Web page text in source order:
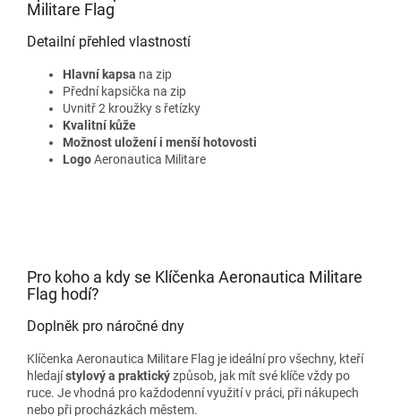
Militare Flag
Detailní přehled vlastností
Hlavní kapsa na zip
Přední kapsička na zip
Uvnitř 2 kroužky s řetízky
Kvalitní kůže
Možnost uložení i menší hotovosti
LogoAeronautica Militare
Pro koho a kdy se Klíčenka Aeronautica Militare
Flag hodí?
Doplněk pro náročné dny
Klíčenka Aeronautica Militare Flag je ideální pro všechny, kteří
hledajístylový a praktickýzpůsob, jak mít své klíče vždy po
ruce. Je vhodná pro každodenní využití v práci, při nákupech
nebo při procházkách městem.